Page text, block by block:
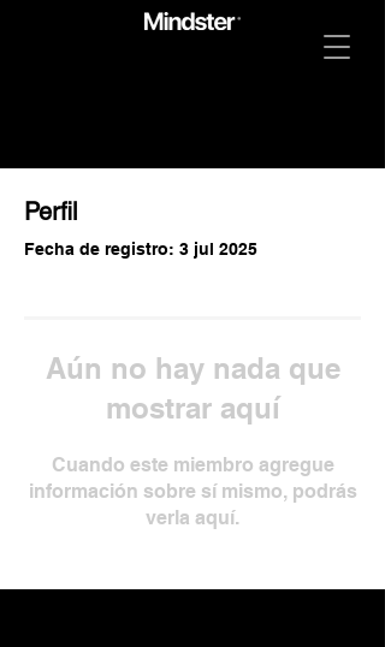
Perfil
Fecha de registro: 3 jul 2025
Aún no hay nada que
mostrar aquí
Cuando este miembro agregue
información sobre sí mismo, podrás
verla aquí.